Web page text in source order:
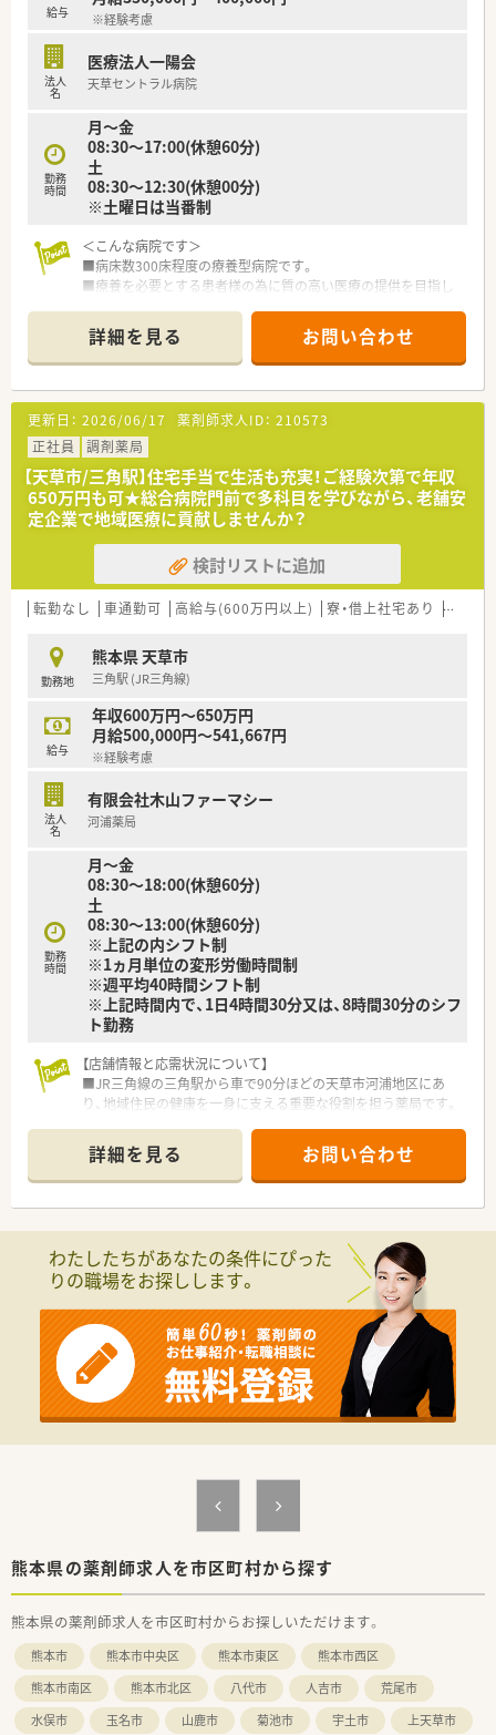
きます。
■高年収の求人で、若くキャリアアップをしたい方にもオススメ
給与 ※経験考慮
法人
名
医療法人一陽会
天草セントラル病院
勤務
時間
月～金
08:30～17:00(休憩60分)
土
08:30～12:30(休憩00分)
※土曜日は当番制
＜こんな病院です＞
■病床数300床程度の療養型病院です。
■療養を必要とする患者様の為に質の高い医療の提供を目指し
■開放感あふれる景観で患者様がリラックスできる空間を提供
しています。
■病院の他に福祉施設や介護老人保健施設、居宅介護支援事業所
等の運営も行っています。
＜こんな職場です＞
■調剤・監査・注射セット・院内製剤がメイン業務です。
■常時5名体制で余裕ある人員体制となってます。
■未経験やブランクがある方も、最初は丁寧に指導しますの安心
です。
＜U・Iターン希望の方も歓迎＞
■職員寮・社宅利用の相談が可能です。
■土日休みなので週末に地元や九州に行く事もできます。
■残業はありませんのでライフワークバランスの実現が可能で
詳細を見る お問い合わせ
更新日： 2026/06/17 薬剤師求人ID： 210573
正社員
調剤薬局
【天草市/三角駅】住宅手当で生活も充実！ご経験次第で年収
650万円も可★総合病院門前で多科目を学びながら、老舗安
定企業で地域医療に貢献しませんか？
検討リストに追加
転勤なし 車通勤可 高給与(600万円以上) 寮・借上社宅あり 住宅
勤務地
熊本県 天草市
三角駅 (JR三角線)
給与
年収600万円～650万円
月給500,000円～541,667円
※経験考慮
法人
名
有限会社木山ファーマシー
河浦薬局
勤務
時間
月～金
08:30～18:00(休憩60分)
土
08:30～13:00(休憩60分)
※上記の内シフト制
※1ヵ月単位の変形労働時間制
※週平均40時間シフト制
※上記時間内で、1日4時間30分又は、8時間30分のシフ
ト勤務
【店舗情報と応需状況について】
■JR三角線の三角駅から車で90分ほどの天草市河浦地区にあ
り、地域住民の健康を一身に支える重要な役割を担う薬局です。
応需しており、内科や外科、小児科など多岐にわたる科目を扱い
ます。
■現在は薬剤師2名と事務員5名の体制で運営されており、外来
だけでなく近隣施設への調剤対応も積極的に行っている店舗で
【法人特徴について】
■大正12年に創業した天草の老舗薬局グループであり、熊本県
と長崎県を中心に20店舗以上の調剤薬局を堅実に展開していま
す。
■年間1、2店舗のペースで新規出店を続けており、伝統を大切に
しながらも常に新しい挑戦を続ける成長性の高い法人組織で
す。
■グループ全店を繋いだインターネット会議を毎月実施してお
り、組織全体で薬剤師のスキル向上を支援する体制が整っていま
す。
【こんな取り組みをしています】
■調剤過誤を防止するために全店舗でピッキング支援システム
都心部と変わらない最新の薬学知識をアップデートし続けてい
ます。
おり、時代のニーズに合わせた薬局機能の拡充を図っています。
詳細を見る お問い合わせ
わたしたちがあなたの条件にぴった
りの職場をお探しします。
熊本県の薬剤師求人を市区町村から探す
熊本県の薬剤師求人を市区町村からお探しいただけます。
熊本市 熊本市中央区 熊本市東区
熊本市西区
熊本市南区
熊本市北区 八代市 人吉市
荒尾市
水俣市
玉名市 山鹿市 菊池市 宇土市
上天草市